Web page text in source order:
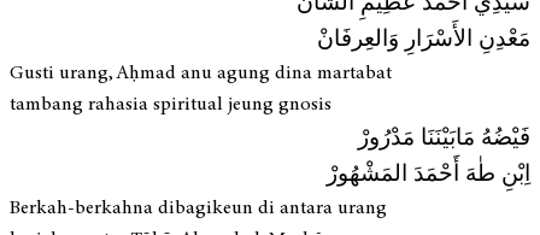
مَعْدِنِ الأَسْرَارِ وَالعِرفَانْ
Gusti urang, Aḥmad anu agung dina martabat
tambang rahasia spiritual jeung gnosis
فَيْضُهُ مَابَيْنَنَا مَدْرُورْ
اِبْنِ طٰهَ أَحْمَدَ المَشْهُورْ
Berkah-berkahna dibagikeun di antara urang